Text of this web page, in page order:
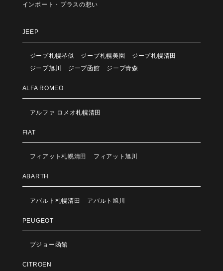
インポート・プラスの想い
JEEP
ジープ札幌琴似 ジープ札幌美園
ジープ札幌清田
ジープ旭川
ジープ函館 ジープ青森
ALFA ROMEO
アルファ ロメオ札幌清田
FIAT
フィアット札幌清田 フィアット旭川
ABARTH
アバルト札幌清田 アバルト旭川
PEUGEOT
プジョー函館
CITROEN